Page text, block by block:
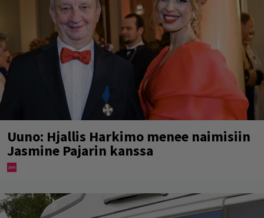
Uuno: Hjallis Harkimo menee naimisiin
Jasmine Pajarin kanssa